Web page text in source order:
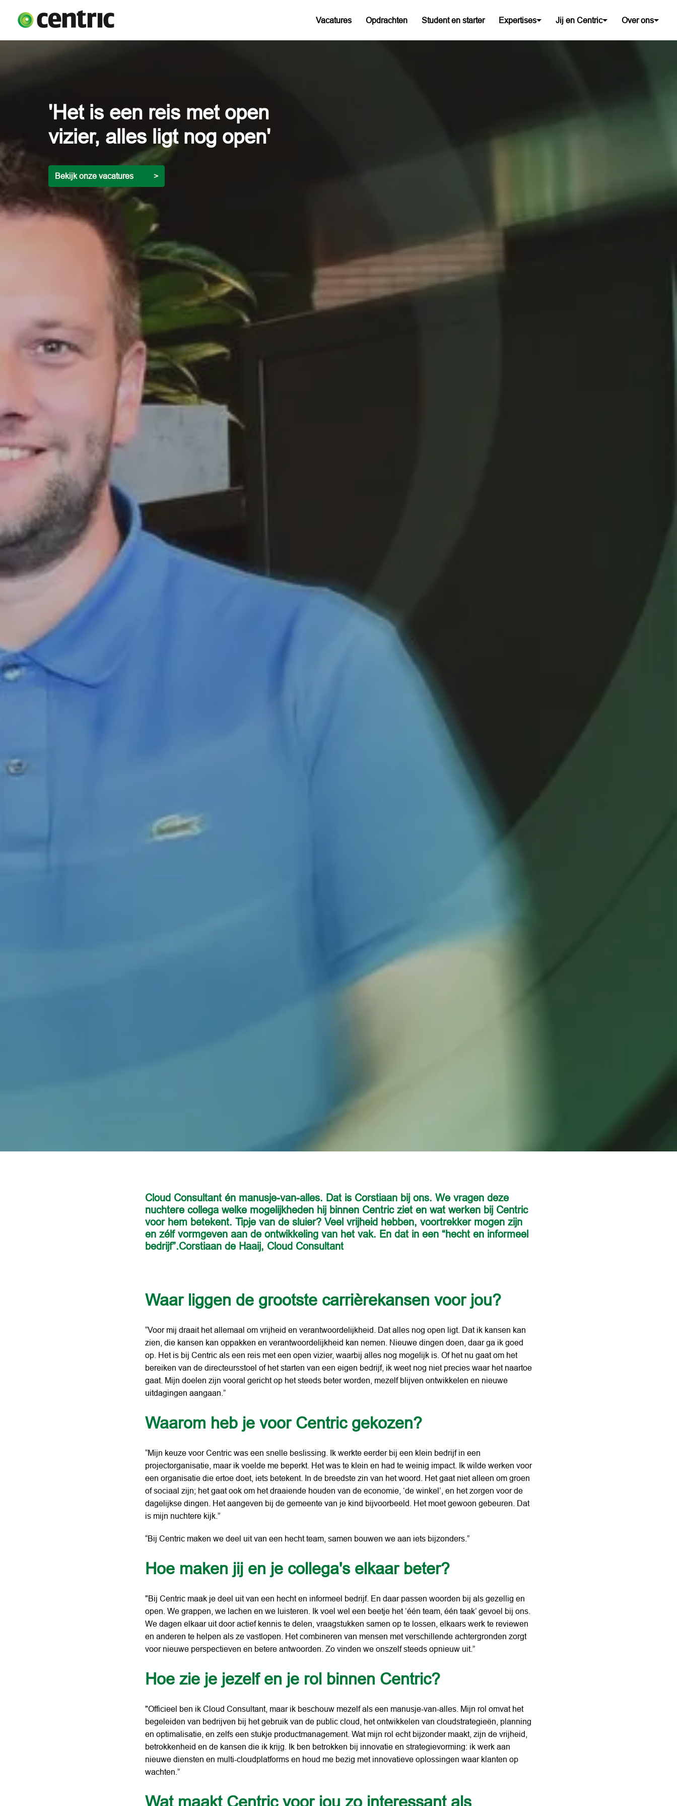
contentHomepagina
Vacatures Opdrachten Student en starter Expertises Jij en Centric Over ons
'Het is een reis met open
vizier, alles ligt nog open'
Bekijk onze vacatures          >
Cloud Consultant én manusje-van-alles. Dat is Corstiaan bij ons. We vragen deze
nuchtere collega welke mogelijkheden hij binnen Centric ziet en wat werken bij Centric
voor hem betekent. Tipje van de sluier? Veel vrijheid hebben, voortrekker mogen zijn
en zélf vormgeven aan de ontwikkeling van het vak. En dat in een “hecht en informeel
Waar liggen de grootste carrièrekansen voor jou?
“Voor mij draait het allemaal om vrijheid en verantwoordelijkheid. Dat alles nog open ligt. Dat ik kansen kan
zien, die kansen kan oppakken en verantwoordelijkheid kan nemen. Nieuwe dingen doen, daar ga ik goed
op. Het is bij Centric als een reis met een open vizier, waarbij alles nog mogelijk is. Of het nu gaat om het
bereiken van de directeursstoel of het starten van een eigen bedrijf, ik weet nog niet precies waar het naartoe
gaat. Mijn doelen zijn vooral gericht op het steeds beter worden, mezelf blijven ontwikkelen en nieuwe
uitdagingen aangaan.”
Waarom heb je voor Centric gekozen?
“Mijn keuze voor Centric was een snelle beslissing. Ik werkte eerder bij een klein bedrijf in een
projectorganisatie, maar ik voelde me beperkt. Het was te klein en had te weinig impact. Ik wilde werken voor
een organisatie die ertoe doet, iets betekent. In de breedste zin van het woord. Het gaat niet alleen om groen
of sociaal zijn; het gaat ook om het draaiende houden van de economie, ‘de winkel’, en het zorgen voor de
dagelijkse dingen. Het aangeven bij de gemeente van je kind bijvoorbeeld. Het moet gewoon gebeuren. Dat
is mijn nuchtere kijk.”
“Bij Centric maken we deel uit van een hecht team, samen bouwen we aan iets bijzonders.”
Hoe maken jij en je collega's elkaar beter?
"Bij Centric maak je deel uit van een hecht en informeel bedrijf. En daar passen woorden bij als gezellig en
open. We grappen, we lachen en we luisteren. Ik voel wel een beetje het ‘één team, één taak’ gevoel bij ons.
We dagen elkaar uit door actief kennis te delen, vraagstukken samen op te lossen, elkaars werk te reviewen
en anderen te helpen als ze vastlopen. Het combineren van mensen met verschillende achtergronden zorgt
voor nieuwe perspectieven en betere antwoorden. Zo vinden we onszelf steeds opnieuw uit.”
Hoe zie je jezelf en je rol binnen Centric?
"Officieel ben ik Cloud Consultant, maar ik beschouw mezelf als een manusje-van-alles. Mijn rol omvat het
begeleiden van bedrijven bij het gebruik van de public cloud, het ontwikkelen van cloudstrategieën, planning
en optimalisatie, en zelfs een stukje productmanagement. Wat mijn rol echt bijzonder maakt, zijn de vrijheid,
betrokkenheid en de kansen die ik krijg. Ik ben betrokken bij innovatie en strategievorming: ik werk aan
nieuwe diensten en multi-cloudplatforms en houd me bezig met innovatieve oplossingen waar klanten op
wachten.”
Wat maakt Centric voor jou zo interessant als